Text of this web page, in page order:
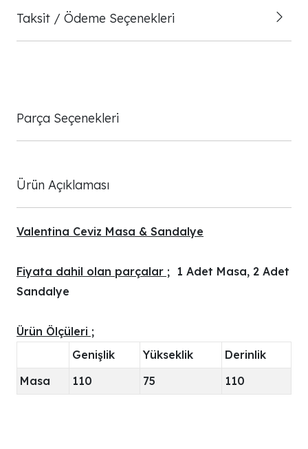
Taksit / Ödeme Seçenekleri
Parça Seçenekleri
Ürün Açıklaması
Valentina Ceviz Masa & Sandalye
Fiyata dahil olan parçalar ; 1 Adet Masa, 2 Adet
Sandalye
Ürün Ölçüleri ;
Genişlik
Yükseklik
Derinlik
Masa
110 75 110